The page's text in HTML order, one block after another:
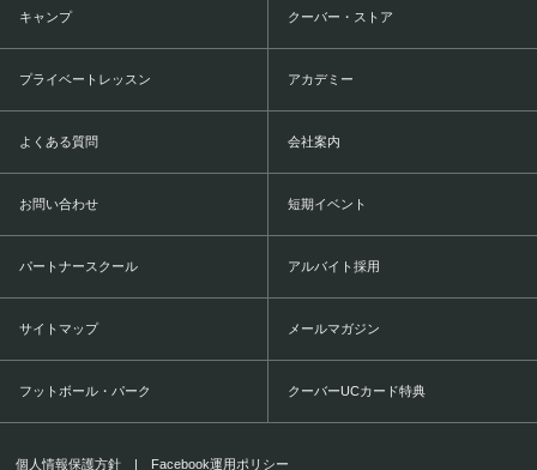
キャンプ クーバー・ストア
プライベートレッスン アカデミー
よくある質問 会社案内
お問い合わせ 短期イベント
パートナースクール アルバイト採用
サイトマップ メールマガジン
フットボール・パーク クーバーUCカード特典
個人情報保護方針 | Facebook運用ポリシー